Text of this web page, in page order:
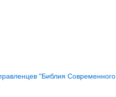
"Библия Современного